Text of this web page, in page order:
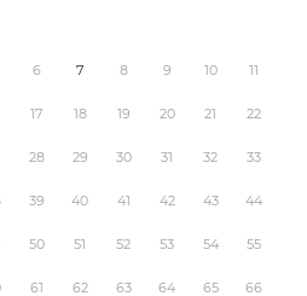
6 7 8 9 10 11
17 18 19 20 21 22
28 29 30 31 32 33
39 40 41 42 43 44
50 51 52 53 54 55
61 62 63 64 65 66